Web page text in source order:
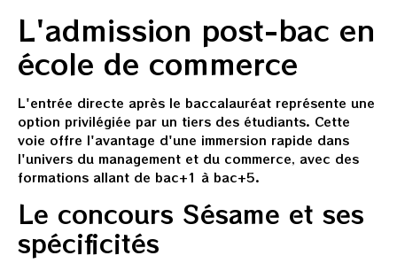
L'admission post-bac en
école de commerce
L'entrée directe après le baccalauréat représente une
option privilégiée par un tiers des étudiants. Cette
voie offre l'avantage d'une immersion rapide dans
l'univers du management et du commerce, avec des
formations allant de bac+1 à bac+5.
Le concours Sésame et ses
spécificités